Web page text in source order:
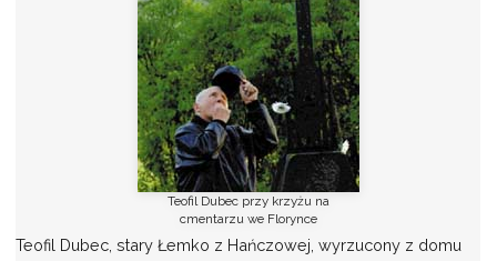
Teofil Dubec przy krzyżu na
cmentarzu we Florynce
Teofil Dubec, stary Łemko z Hańczowej, wyrzucony z domu